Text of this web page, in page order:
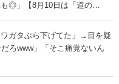
◎」【8月10日は「道の
ワガタぶら下げてた」→目を疑
ろwww」「そこ痛覚ないん